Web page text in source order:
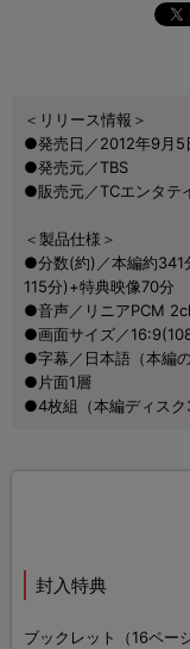
＜リリース情報＞
●発売日／2012年9月5
●発売元／TBS
●販売元／TCエンタテ
＜製品仕様＞
●分数(約)／本編約
115分)+特典映像70分
●音声／リニアPCM
●画面サイズ／
●字幕／日本語（本編の
●片面1層
●4枚組（本編ディスク
封入特典
ブックレット（16ページ